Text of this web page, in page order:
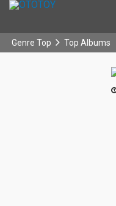
Genre Top Top Albums